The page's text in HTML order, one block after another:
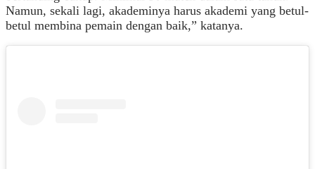
Namun, sekali lagi, akademinya harus akademi yang betul-
betul membina pemain dengan baik,” katanya.